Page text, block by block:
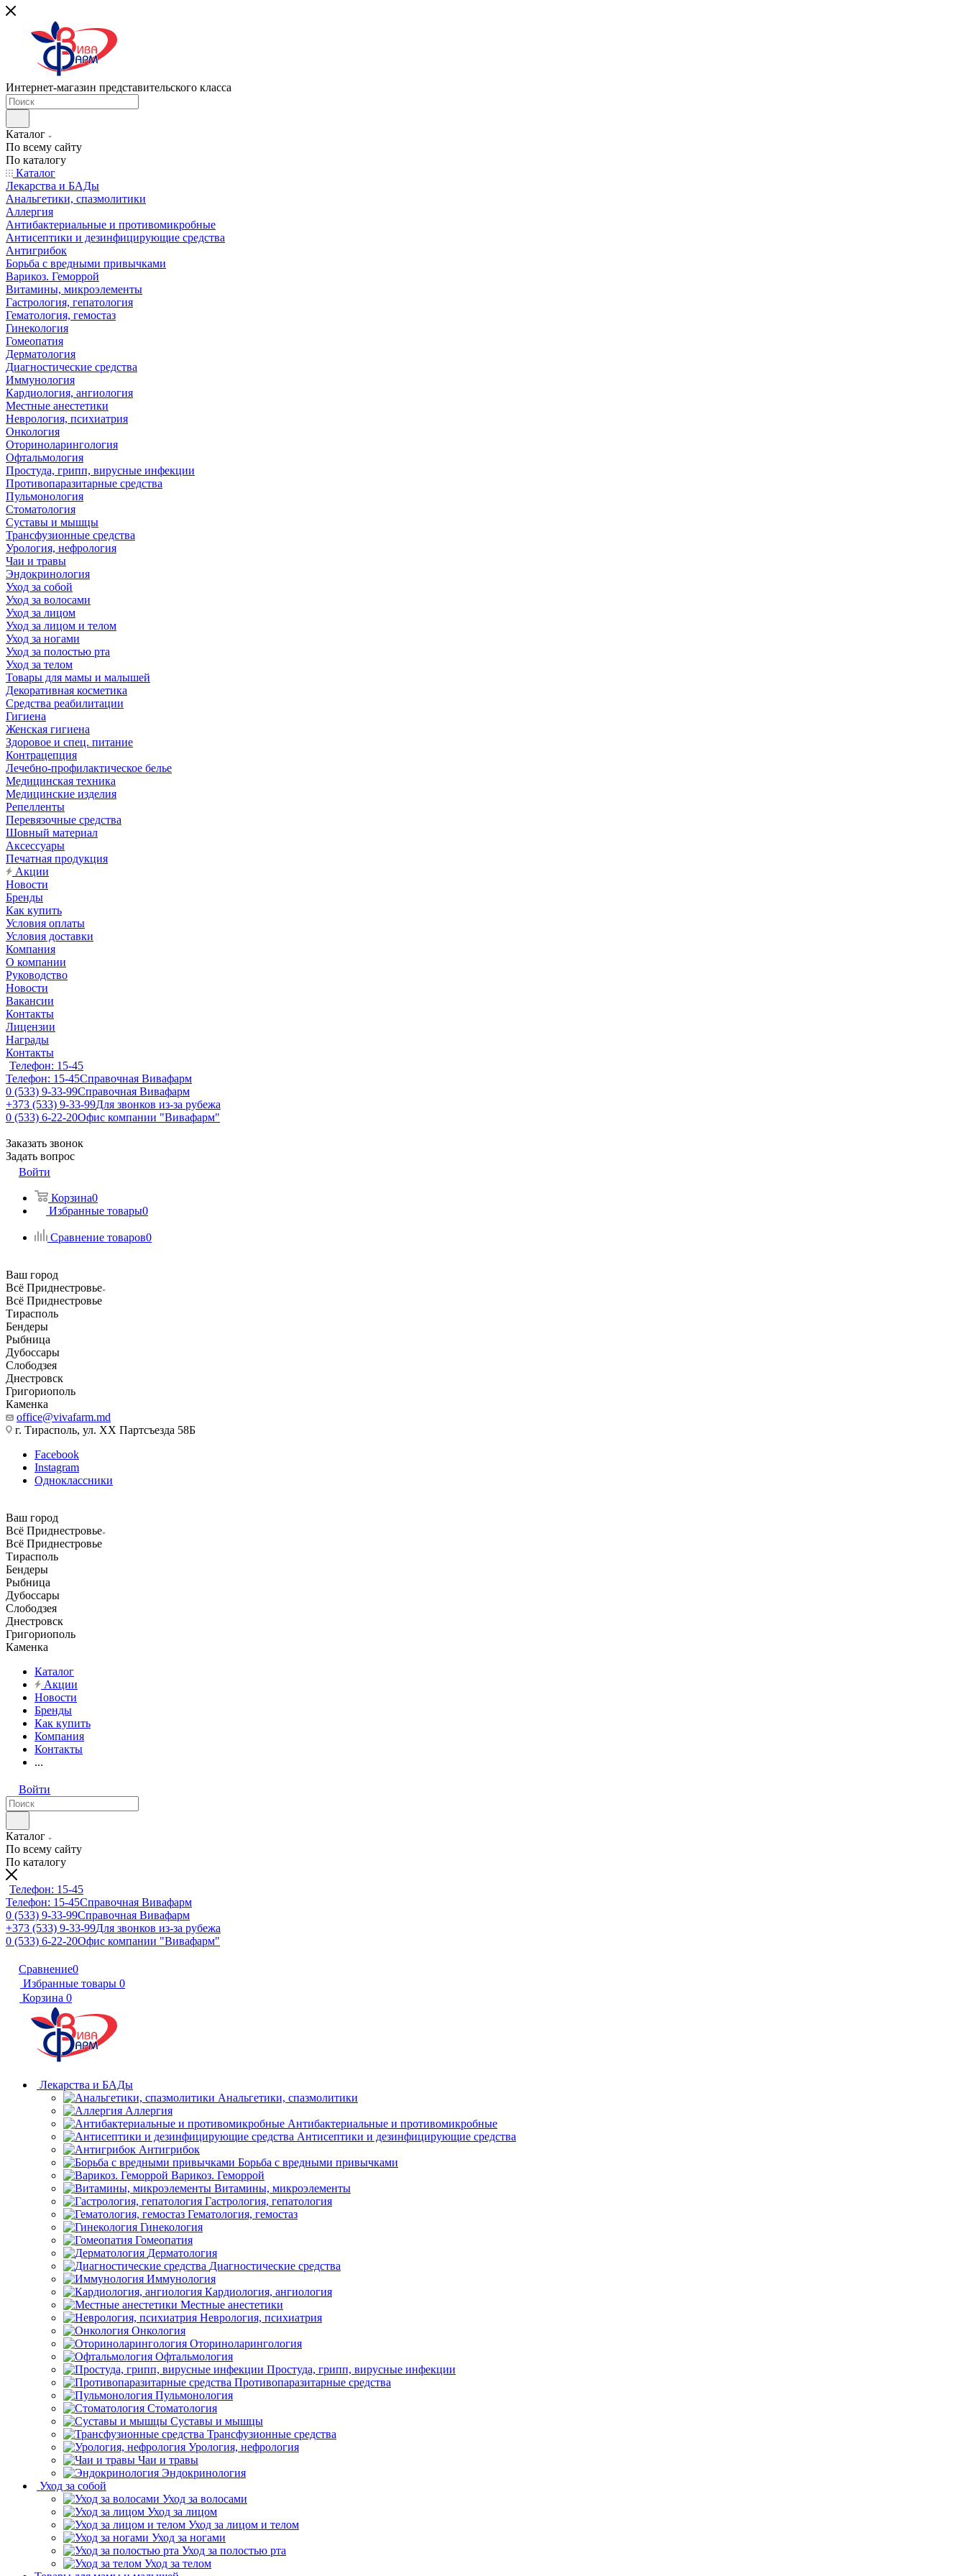
Интернет-магазин представительского класса
Каталог
По всему сайту
По каталогу
Каталог
Лекарства и БАДы
Анальгетики, спазмолитики
Аллергия
Антибактериальные и противомикробные
Антисептики и дезинфицирующие средства
Антигрибок
Борьба с вредными привычками
Варикоз. Геморрой
Витамины, микроэлементы
Гастрология, гепатология
Гематология, гемостаз
Гинекология
Гомеопатия
Дерматология
Диагностические средства
Иммунология
Кардиология, ангиология
Местные анестетики
Неврология, психиатрия
Онкология
Оториноларингология
Офтальмология
Простуда, грипп, вирусные инфекции
Противопаразитарные средства
Пульмонология
Стоматология
Суставы и мышцы
Трансфузионные средства
Урология, нефрология
Чаи и травы
Эндокринология
Уход за собой
Уход за волосами
Уход за лицом
Уход за лицом и телом
Уход за ногами
Уход за полостью рта
Уход за телом
Товары для мамы и малышей
Декоративная косметика
Средства реабилитации
Гигиена
Женская гигиена
Здоровое и спец. питание
Контрацепция
Лечебно-профилактическое белье
Медицинская техника
Медицинские изделия
Репелленты
Перевязочные средства
Шовный материал
Аксессуары
Печатная продукция
Акции
Новости
Бренды
Как купить
Условия оплаты
Условия доставки
Компания
О компании
Руководство
Новости
Вакансии
Контакты
Лицензии
Награды
Контакты
Телефон: 15-45
Телефон: 15-45Справочная Вивафарм
0 (533) 9-33-99Справочная Вивафарм
+373 (533) 9-33-99Для звонков из-за рубежа
0 (533) 6-22-20Офис компании "Вивафарм"
Заказать звонок
Задать вопрос
Войти
Корзина0
Избранные товары0
Сравнение товаров0
Ваш город
Всё Приднестровье
Всё Приднестровье
Тирасполь
Бендеры
Рыбница
Дубоссары
Слободзея
Днестровск
Григориополь
Каменка
office@vivafarm.md
г. Тирасполь, ул. ХХ Партсъезда 58Б
Facebook
Instagram
Одноклассники
Ваш город
Всё Приднестровье
Всё Приднестровье
Тирасполь
Бендеры
Рыбница
Дубоссары
Слободзея
Днестровск
Григориополь
Каменка
Каталог
Акции
Новости
Бренды
Как купить
Компания
Контакты
...
Войти
Каталог
По всему сайту
По каталогу
Телефон: 15-45
Телефон: 15-45Справочная Вивафарм
0 (533) 9-33-99Справочная Вивафарм
+373 (533) 9-33-99Для звонков из-за рубежа
0 (533) 6-22-20Офис компании "Вивафарм"
Сравнение0
Избранные товары 0
Корзина 0
Лекарства и БАДы
Анальгетики, спазмолитики
Аллергия
Антибактериальные и противомикробные
Антисептики и дезинфицирующие средства
Антигрибок
Борьба с вредными привычками
Варикоз. Геморрой
Витамины, микроэлементы
Гастрология, гепатология
Гематология, гемостаз
Гинекология
Гомеопатия
Дерматология
Диагностические средства
Иммунология
Кардиология, ангиология
Местные анестетики
Неврология, психиатрия
Онкология
Оториноларингология
Офтальмология
Простуда, грипп, вирусные инфекции
Противопаразитарные средства
Пульмонология
Стоматология
Суставы и мышцы
Трансфузионные средства
Урология, нефрология
Чаи и травы
Эндокринология
Уход за собой
Уход за волосами
Уход за лицом
Уход за лицом и телом
Уход за ногами
Уход за полостью рта
Уход за телом